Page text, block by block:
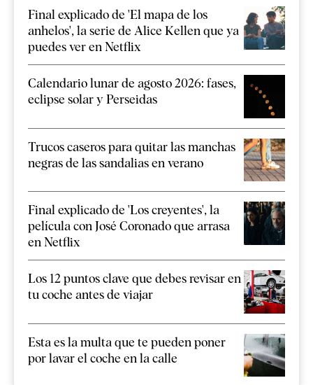
Final explicado de 'El mapa de los
anhelos', la serie de Alice Kellen que ya
puedes ver en Netflix
Calendario lunar de agosto 2026: fases,
eclipse solar y Perseidas
Trucos caseros para quitar las manchas
negras de las sandalias en verano
Final explicado de 'Los creyentes', la
película con José Coronado que arrasa
en Netflix
Los 12 puntos clave que debes revisar en
tu coche antes de viajar
Esta es la multa que te pueden poner
por lavar el coche en la calle